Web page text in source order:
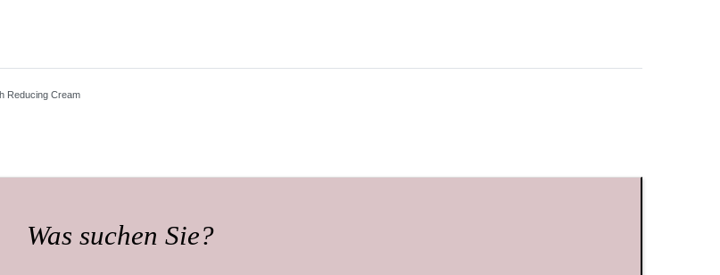
Reducing Cream
Was suchen Sie?